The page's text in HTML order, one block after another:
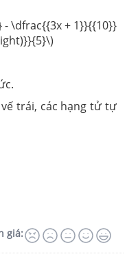
\dfrac{{3x + 1}}{{10}}
trái, các hạng tử tự
giá: